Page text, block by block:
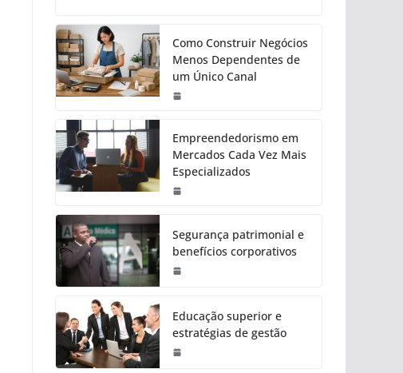
Como Construir Negócios
Menos Dependentes de
um Único Canal
Empreendedorismo em
Mercados Cada Vez Mais
Especializados
Segurança patrimonial e
benefícios corporativos
Educação superior e
estratégias de gestão